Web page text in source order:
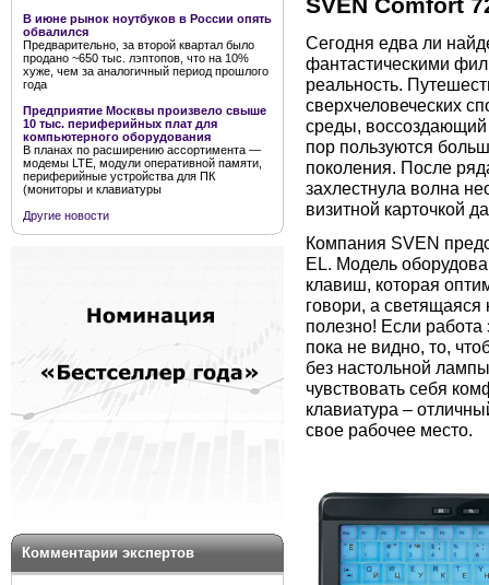
В июне рынок ноутбуков в России опять
обвалился
Предварительно, за второй квартал было
продано ~650 тыс. лэптопов, что на 10%
хуже, чем за аналогичный период прошлого
года
Предприятие Москвы произвело свыше
10 тыс. периферийных плат для
компьютерного оборудования
В планах по расширению ассортимента —
модемы LTE, модули оперативной памяти,
периферийные устройства для ПК
(мониторы и клавиатуры
Другие новости
Комментарии экспертов
SVEN Comfort
Сегодня едва ли
фантастическими
реальность.
сверхчеловеческих
среды, воссоздающий
пор пользуются
поколения. После
захлестнула волна
визитной карточкой
Компания SVEN
EL. Модель
клавиш, которая
говори, а светящаяся
полезно! Если работа
пока не видно, то,
без настольной
чувствовать себя
клавиатура –
свое рабочее место.